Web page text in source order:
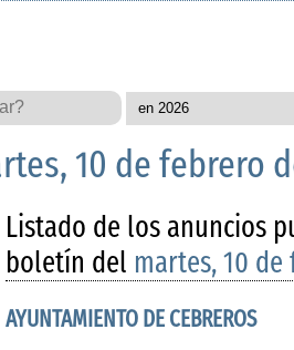
10 de febrero
Listado de los anuncios
boletín del martes, 10
AYUNTAMIENTO DE CEBREROS